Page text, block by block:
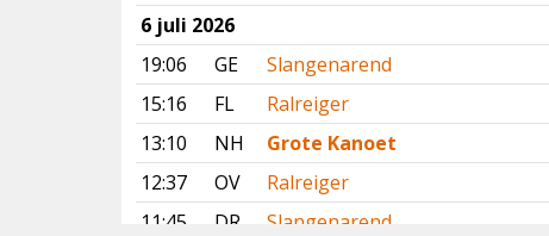
6 juli 2026
19:06
GE
Slangenarend
15:16
FL
Ralreiger
13:10
NH
Grote Kanoet
12:37
OV
Ralreiger
11:45
DR
Slangenarend